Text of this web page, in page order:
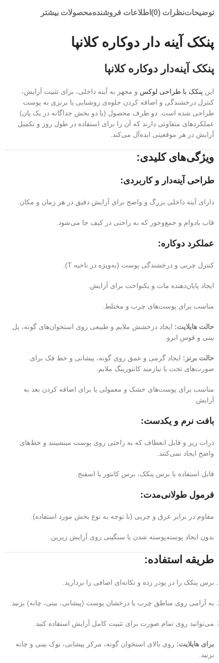
توضیحاتنظرات (0) اطلاعات فروشندهمحصولات بیشتر
پنکک آینه دار دوکاره کلانپا
پنکک آینه‌دار دوکاره کلانپا
این پنکک با طراحی لوکس و مجهز به آینه داخلی، برای تثبیت آرایش،
کنترل درخشندگی و اضافه کردن جلوه‌ی روشنایی یا برنزی به پوست
طراحی شده است. دو طرف محصول (یا دو بخش جداگانه در یک پان)
عملکردهای متفاوتی دارند که آن را برای استفاده در طول روز و تکمیل
آرایش در هر موقعیتی ایده‌آل می‌کند.
ویژگی‌های کلیدی:
طراحی آینه‌دار و کاربردی:
دارای آینه داخلی بزرگ و واضح برای آرایش دقیق در هر زمان و مکان.
قاب بادوام و جمع‌وجور که به راحتی در کیف جا می‌شود.
عملکرد دوکاره:
کنترل چربی و درخشندگی پوست (به‌ویژه در ناحیه T).
ایجاد پایان‌دهنده مات و یکنواخت برای آرایش.
مناسب برای پوست‌های چرب و مختلط.
حالت هایلایت: ایجاد درخشش ملایم و طبیعی روی استخوان‌های گونه، پل
بینی و قوس ابرو.
حالت برنز: ایجاد گرمی و عمق روی گونه، پیشانی و خط فک برای
صورت‌های تخت یا نیازمند کانتورینگ ملایم.
مناسب برای پوست‌های خشک و معمولی یا برای اضافه کردن بعد به
آرایش.
بافت نرم و یکدست:
ذرات ریز و قابل انعطاف که به راحتی روی پوست مینشینند و خط‌های
واضح ایجاد نمی‌کنند.
قابل استفاده با برس پنکک، برس کانتور یا اسفنج.
فرمول طولانی‌مدت:
مقاوم در برابر عرق و چربی (با توجه به نوع بخش مورد استفاده).
بدون ایجاد پوسته‌پوسته شدن یا سنگینی روی آرایش زیرین.
طریقه استفاده:
برس پنکک را در پودر زده و تکانه‌ای اضافی را بردارید.
به آرامی روی مناطق چرب یا درخشان پوست (پیشانی، بینی، چانه) بزنید.
می‌توانید روی تمام صورت برای تثبیت کامل آرایش استفاده کنید.
برای هایلایت: روی بالای استخوان گونه، مرکز پیشانی، نوک بینی و چانه
بزنید.